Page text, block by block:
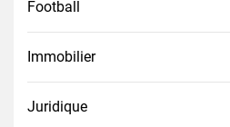
Football
Immobilier
Juridique